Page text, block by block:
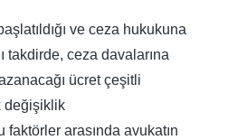
ve ceza hukukuna
takdirde, ceza davalarına
ücret çeşitli
değişiklik
arasında avukatın